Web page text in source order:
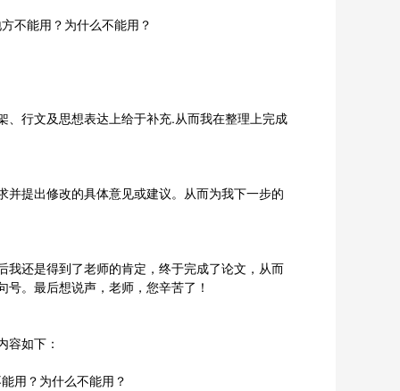
不能用？为什么不能用？
行文及思想表达上给于补充.从而我在整理上完成
提出修改的具体意见或建议。从而为我下一步的
还是得到了老师的肯定，终于完成了论文，从而
。最后想说声，老师，您辛苦了！
容如下：
用？为什么不能用？